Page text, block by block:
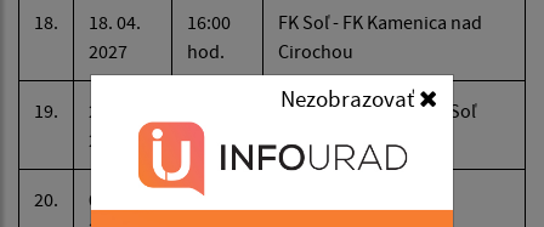
Nezobrazovať
18.
18. 04.
2027
16:00
hod.
FK Soľ - FK Kamenica nad
Cirochou
19.
25. 04.
2027
hod.
OFK Dlhé Klčovo - FK Soľ
20.
02. 05.
16:30